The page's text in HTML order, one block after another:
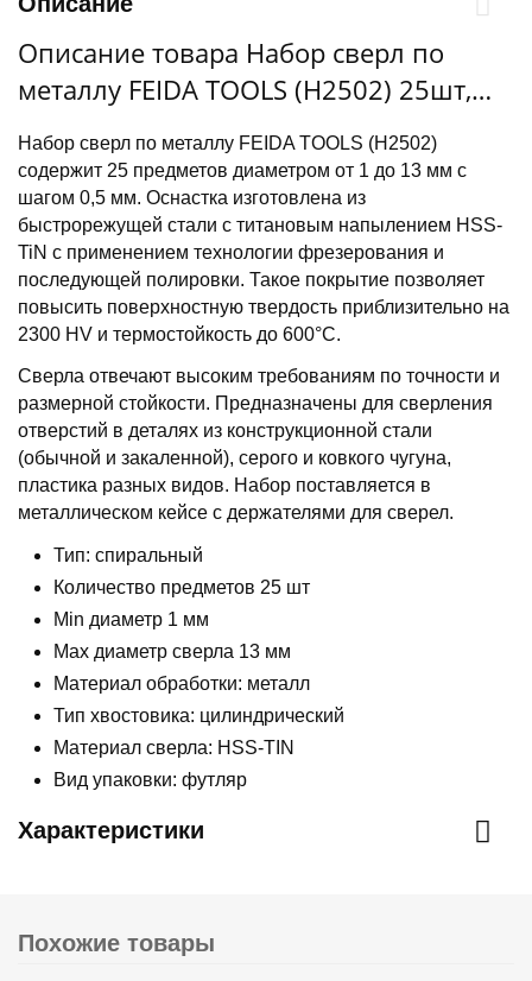
Описание товара Набор сверл по
металлу FEIDA TOOLS (H2502) 25шт,
титан, 1-13мм через 0.5мм,
металл.коробка с окном
Набор сверл по металлу FEIDA TOOLS (H2502)
содержит 25 предметов диаметром от 1 до 13 мм с
шагом 0,5 мм. Оснастка изготовлена из
быстрорежущей стали с титановым напылением HSS-
TiN с применением технологии фрезерования и
последующей полировки. Такое покрытие позволяет
повысить поверхностную твердость приблизительно на
2300 HV и термостойкость до 600°С.
Сверла отвечают высоким требованиям по точности и
размерной стойкости. Предназначены для сверления
отверстий в деталях из конструкционной стали
(обычной и закаленной), серого и ковкого чугуна,
пластика разных видов. Набор поставляется в
металлическом кейсе с держателями для сверел.
Тип: спиральный
Количество предметов 25 шт
Min диаметр 1 мм
Max диаметр сверла 13 мм
Материал обработки: металл
Тип хвостовика: цилиндрический
Материал сверла: HSS-TIN
Вид упаковки: футляр
Характеристики
Похожие товары